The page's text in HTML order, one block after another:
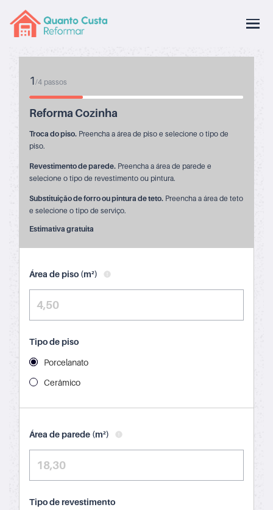
1/4 passos
Reforma Cozinha
Troca do piso. Preencha a área de piso e selecione o tipo de
piso.
Revestimento de parede. Preencha a área de parede e
selecione o tipo de revestimento ou pintura.
Substituição de forro ou pintura de teto. Preencha a área de teto
e selecione o tipo de serviço.
Estimativa gratuita
Área de piso (m²)
Tipo de piso
Porcelanato
Cerâmico
Área de parede (m²)
Tipo de revestimento